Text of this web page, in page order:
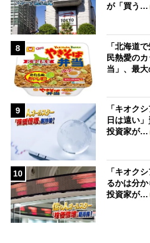
が「買う…
8
「北海道
民熱愛の
当」、最
9
「キオク
日は遠い
投資家が…
10
「キオク
るかは分
投資家が…